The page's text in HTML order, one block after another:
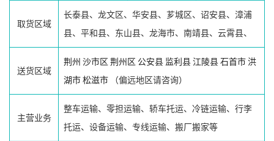
取货区域
长泰县、龙文区、华安县、芗城区、诏安县、漳浦
县、平和县、东山县、龙海市、南靖县、云霄县、
送货区域
荆州 沙市区 荆州区 公安县 监利县江陵县石首市洪
湖市松滋市 （偏远地区请咨询）
主营业务
整车运输、零担运输、轿车托运、冷链运输、行李
托运、设备运输、专线运输、搬厂搬家等